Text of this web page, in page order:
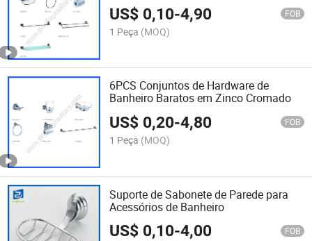
US$ 0,10-4,90 FOB
1 Peça (MOQ)
6PCS Conjuntos de Hardware de
Banheiro Baratos em Zinco Cromado
US$ 0,20-4,80 FOB
1 Peça (MOQ)
Suporte de Sabonete de Parede para
Acessórios de Banheiro
US$ 0,10-4,00 FOB